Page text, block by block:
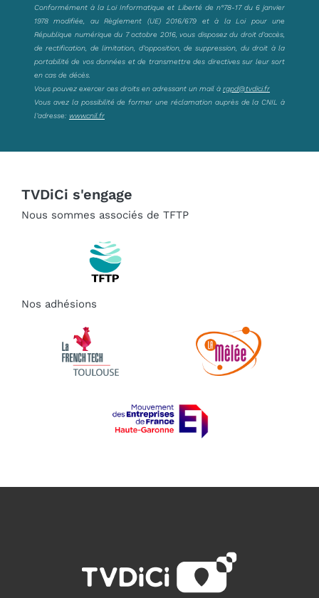
Conformément à la Loi Informatique et Liberté de n°78-17 du 6 janvier
1978 modifiée, au Règlement (UE) 2016/679 et à la Loi pour une
République numérique du 7 octobre 2016, vous disposez du droit d’accès,
de rectification, de limitation, d’opposition, de suppression, du droit à la
portabilité de vos données et de transmettre des directives sur leur sort
en cas de décès.
Vous pouvez exercer ces droits en adressant un mail à rgpd@tvdici.fr
Vous avez la possibilité de former une réclamation auprès de la CNIL à
l’adresse: www.cnil.fr
TVDiCi s'engage
Nous sommes associés de TFTP
Nos adhésions